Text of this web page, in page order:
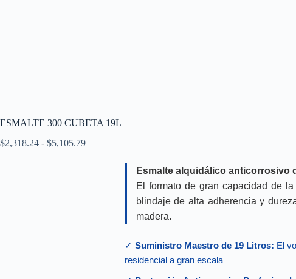
ESMALTE 300 CUBETA 19L
$2,318.24 - $5,105.79Rango
Esmalte alquidálico anticorrosivo
El formato de gran capacidad de
blindaje de alta adherencia y
madera.
✓ Suministro Maestro de 19 Litros: El
residencial a gran escala